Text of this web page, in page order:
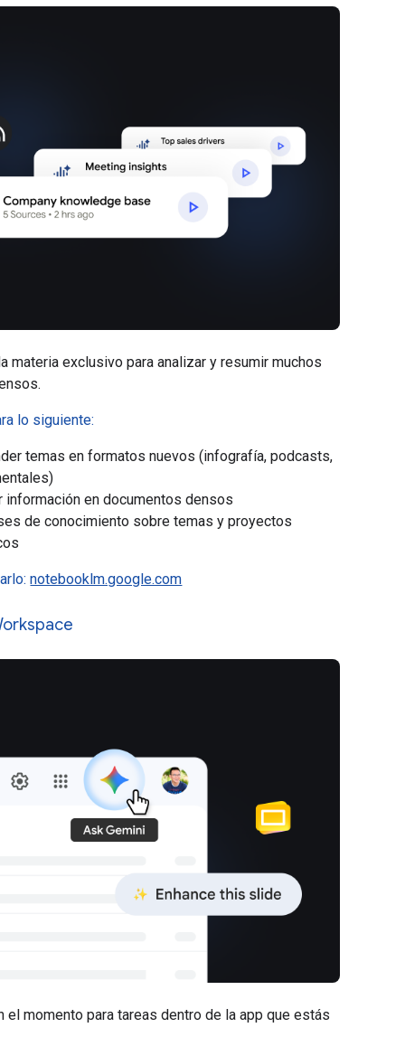
materia exclusivo para analizar y resumir muchos
lo siguiente:
temas en formatos nuevos (infografía, podcasts,
información en documentos densos
de conocimiento sobre temas y proyectos
notebooklm.google.com
el momento para tareas dentro de la app que estás